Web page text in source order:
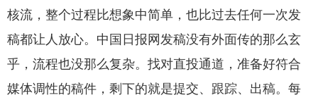
核流，整个过程比想象中简单，也比过去任何一次发
稿都让人放心。中国日报网发稿没有外面传的那么玄
乎，流程也没那么复杂。找对直投通道，准备好符合
媒体调性的稿件，剩下的就是提交、跟踪、出稿。每